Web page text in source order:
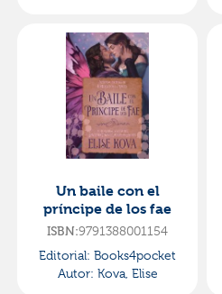
Un baile con el
príncipe de los fae
ISBN:9791388001154
Editorial: Books4pocket
Autor: Kova, Elise